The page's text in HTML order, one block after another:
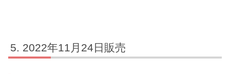
2022年11月24日販売